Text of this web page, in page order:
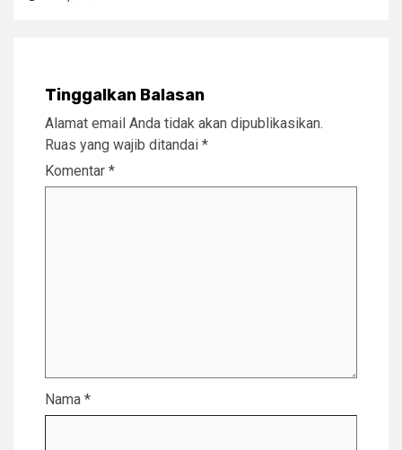
Tinggalkan Balasan
Alamat email Anda tidak akan dipublikasikan.
Ruas yang wajib ditandai *
Komentar *
Nama *